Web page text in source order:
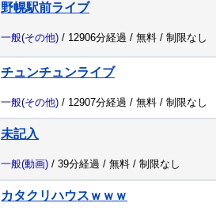
野幌駅前ライブ
一般(その他) / 12906分経過 / 無料 / 制限なし
チュンチュンライブ
一般(その他) / 12907分経過 / 無料 / 制限なし
未記入
一般(動画) / 39分経過 / 無料 / 制限なし
カタクリハウスｗｗｗ